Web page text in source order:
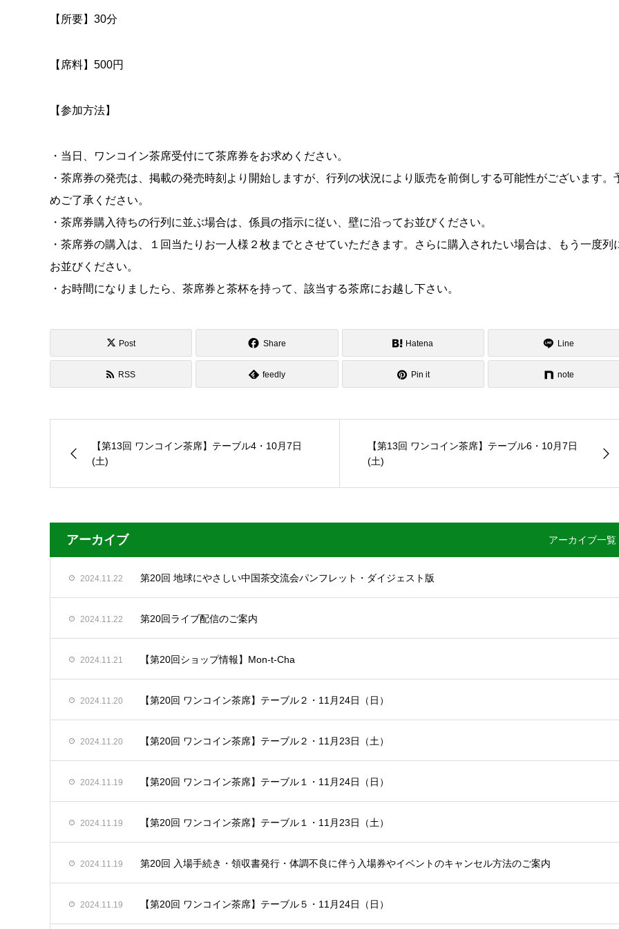
【所要】30分
【席料】500円
【参加方法】
・当日、ワンコイン茶席受付にて茶席券をお求めください。
・茶席券の発売は、掲載の発売時刻より開始しますが、行列の状況により販売を前倒しする可能性がございます。
めご了承ください。
・茶席券購入待ちの行列に並ぶ場合は、係員の指示に従い、壁に沿ってお並びください。
・茶席券の購入は、１回当たりお一人様２枚までとさせていただきます。さらに購入されたい場合は、もう一度列
お並びください。
・お時間になりましたら、茶席券と茶杯を持って、該当する茶席にお越し下さい。
Post Share Hatena Line
RSS feedly Pin it note
【第13回 ワンコイン茶席】テーブル4・10月7日
(土)
【第13回 ワンコイン茶席】テーブル6・10月7日
(土)
アーカイブ アーカイブ一覧
2024.11.22 第20回 地球にやさしい中国茶交流会パンフレット・ダイジェスト版
2024.11.22 第20回ライブ配信のご案内
2024.11.21 【第20回ショップ情報】Mon-t-Cha
2024.11.20 【第20回 ワンコイン茶席】テーブル２・11月24日（日）
2024.11.20 【第20回 ワンコイン茶席】テーブル２・11月23日（土）
2024.11.19 【第20回 ワンコイン茶席】テーブル１・11月24日（日）
2024.11.19 【第20回 ワンコイン茶席】テーブル１・11月23日（土）
2024.11.19 第20回 入場手続き・領収書発行・体調不良に伴う入場券やイベントのキャンセル方法のご案内
2024.11.19 【第20回 ワンコイン茶席】テーブル５・11月24日（日）